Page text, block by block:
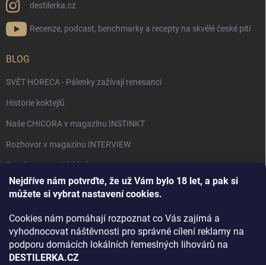
Nejdříve nám potvrďte, že už Vám bylo 18 let, a pak si
můžete si vybrat nastavení cookies.
Cookies nám pomáhají rozpoznat co Vás zajímá a
vyhodnocovat náštěvnosti pro správné cílení reklamy na
podporu domácích lokálních řemeslných lihovárů na
DESTILERKA.CZ
destilerka.cz
Recenze, podcast, benchmarky a recepty na skvělé české pití
BLOG
SVĚT HORECA - Pálenky zažívají renesanci
Historie koktejlů
Naše CHICORA v magazínu INSTINKT
Rozhovor v magazínu INTERVIEW
Bourbon, americká krása.
Napsali v TÝDNU o naší práci
Rozhovor s DESTILERKA.CZ v magazínu DRINKING-CAT
Jak vybrat dárek na Vánoce